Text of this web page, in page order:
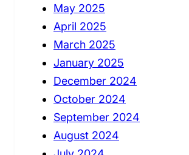
May 2025
April 2025
March 2025
January 2025
December 2024
October 2024
September 2024
August 2024